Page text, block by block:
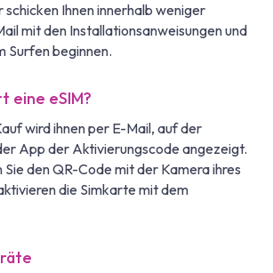
schicken Ihnen innerhalb weniger
mit den Installationsanweisungen und
Surfen beginnen.
eine eSIM?
wird ihnen per E-Mail, auf der
App der Aktivierungscode angezeigt.
den QR-Code mit der Kamera ihres
die Simkarte mit dem